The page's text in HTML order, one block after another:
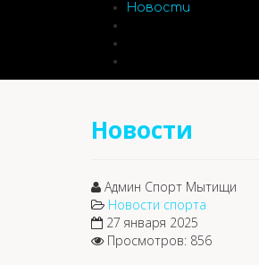
Новости
Новости
Админ Спорт Мытищи
Новости спорта
27 января 2025
Просмотров: 856